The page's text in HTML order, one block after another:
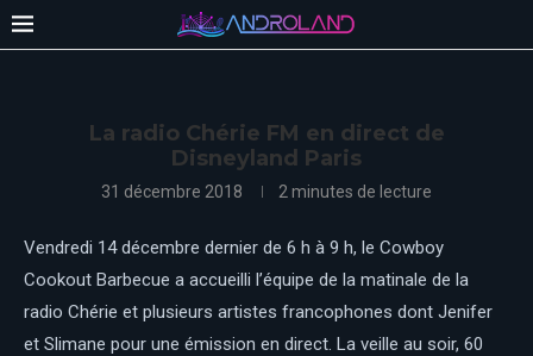
La radio Chérie FM en direct de
Disneyland Paris
31 décembre 2018 2 minutes de lecture
Vendredi 14 décembre dernier de 6 h à 9 h, le Cowboy
Cookout Barbecue a accueilli l’équipe de la matinale de la
radio Chérie et plusieurs artistes francophones dont Jenifer
et Slimane pour une émission en direct. La veille au soir, 60